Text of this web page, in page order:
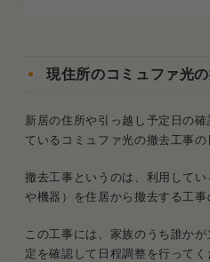
現住所のコミュファ光
新居の住所や引っ越し予定日の
ているコミュファ光の撤去工事の
撤去工事というのは、利用して
や機器）を住居から撤去する工事
この工事には、家族のうち誰か
定を確認して日程調整を行ってく